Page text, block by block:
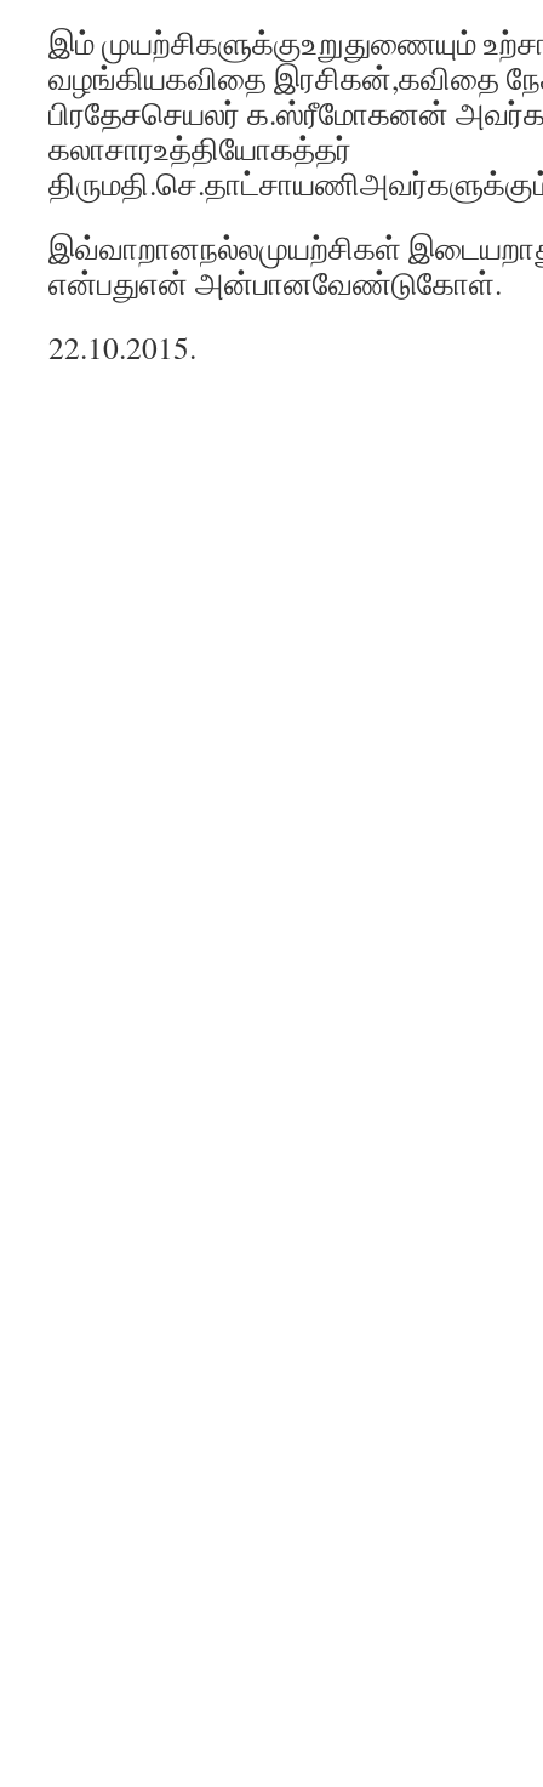
இம் முயற்சிகளுக்குஉறுதுணையும்
வழங்கியகவிதை இரசிகன்,கவிதை
பிரதேசசெயலர் க.ஸ்ரீமோகனன்
கலாசாரஉத்தியோகத்தர்
இவ்வாறானநல்லமுயற்சிகள்
என்பதுஎன் அன்பானவேண்டுகோள்.
22.10.2015.